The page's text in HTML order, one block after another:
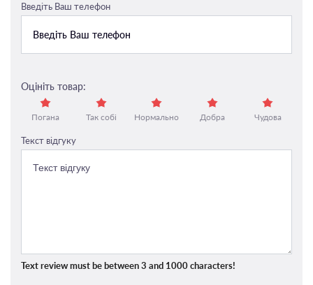
Введіть Ваш телефон
Оцініть товар:
Погана Так собі Нормально Добра Чудова
Текст відгуку
Text review must be between 3 and 1000 characters!